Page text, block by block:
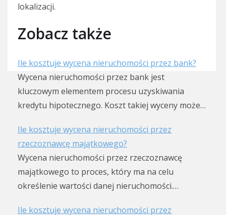
lokalizacji.
Zobacz także
Ile kosztuje wycena nieruchomości przez bank?
Wycena nieruchomości przez bank jest
kluczowym elementem procesu uzyskiwania
kredytu hipotecznego. Koszt takiej wyceny może…
Ile kosztuje wycena nieruchomości przez
rzeczoznawcę majątkowego?
Wycena nieruchomości przez rzeczoznawcę
majątkowego to proces, który ma na celu
określenie wartości danej nieruchomości.…
Ile kosztuje wycena nieruchomości przez